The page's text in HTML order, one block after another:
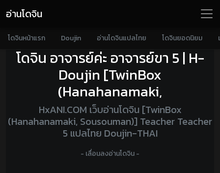
อ่านโดจิน
โดจินหน้าแรก Doujin อ่านโดจินแปลไทย โดจินยอดนิยม
โดจิน อาจารย์ค่ะ อาจารย์ขา 5 | H-
Doujin [TwinBox
(Hanahanamaki,
HxANI.COM เว็บอ่านโดจิน [TwinBox
(Hanahanamaki, Sousouman)] Teacher Teacher
5 แปลไทย Doujin-THAI
- เลื่อนลงอ่านโดจิน -